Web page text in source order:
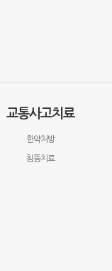
교통사고치료
한약처방
침뜸치료